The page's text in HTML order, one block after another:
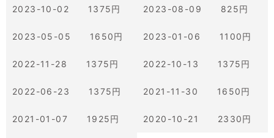
2023-10-02 1375円 2023-08-09 825円
2023-05-05 1650円 2023-01-06 1100円
2022-11-28 1375円 2022-10-13 1375円
2022-06-23 1375円 2021-11-30 1650円
2021-01-07 1925円 2020-10-21 2330円